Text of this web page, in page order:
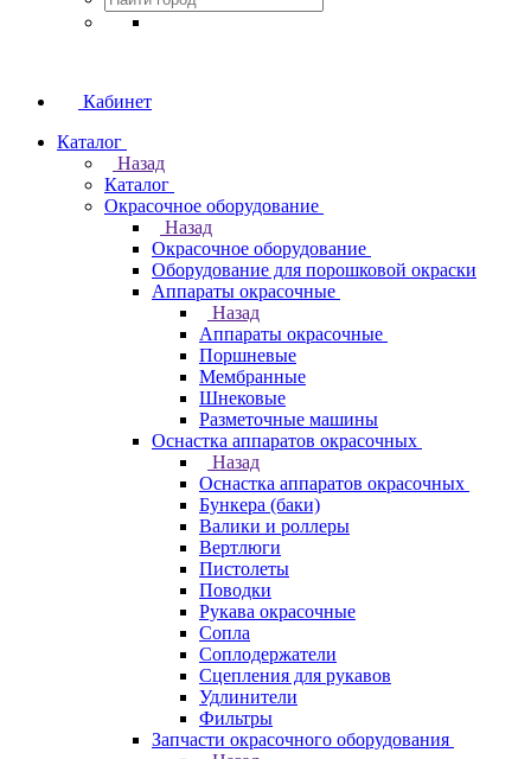
Кабинет
Каталог
Назад
Каталог
Окрасочное оборудование
Назад
Окрасочное оборудование
Оборудование для порошковой окраски
Аппараты окрасочные
Назад
Аппараты окрасочные
Поршневые
Мембранные
Шнековые
Разметочные машины
Оснастка аппаратов окрасочных
Назад
Оснастка аппаратов окрасочных
Бункера (баки)
Валики и роллеры
Вертлюги
Пистолеты
Поводки
Рукава окрасочные
Сопла
Соплодержатели
Сцепления для рукавов
Удлинители
Фильтры
Запчасти окрасочного оборудования